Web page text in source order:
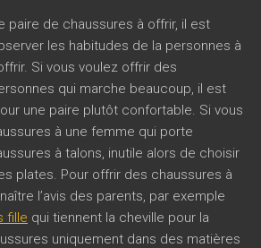
paire de chaussures à offrir, il est
les habitudes de la personnes à
Si vous voulez offrir des
qui marche beaucoup, il est
une paire plutôt confortable. Si vous
à une femme qui porte
à talons, inutile alors de choisir
plates. Pour offrir des chaussures à
l’avis des parents, par exemple
fille qui tiennent la cheville pour la
uniquement dans des matières